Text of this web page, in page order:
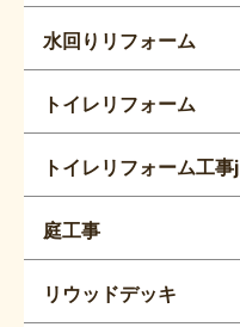
水回りリフォーム
トイレリフォーム
トイレリフォーム工事j
庭工事
リウッドデッキ